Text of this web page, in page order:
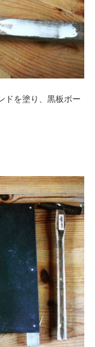
ドを塗り、黒板ボー